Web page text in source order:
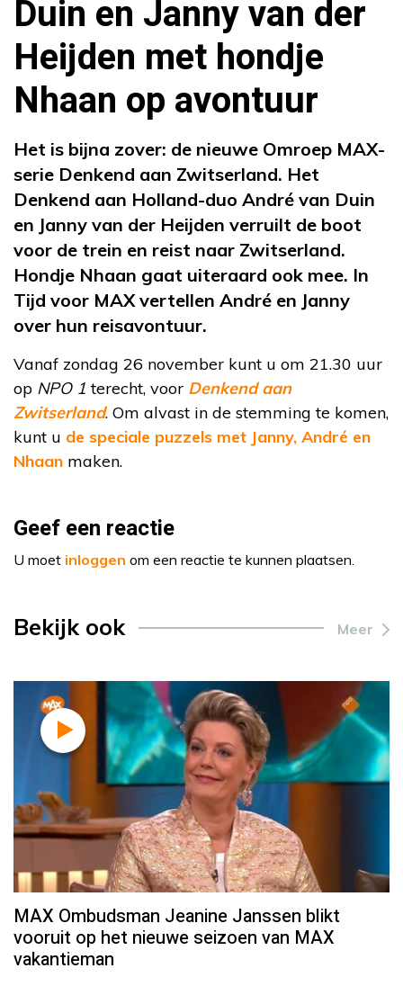
Duin en Janny van der
Heijden met hondje
Nhaan op avontuur
Het is bijna zover: de nieuwe Omroep MAX-
serie Denkend aan Zwitserland. Het
Denkend aan Holland-duo André van Duin
en Janny van der Heijden verruilt de boot
voor de trein en reist naar Zwitserland.
Hondje Nhaan gaat uiteraard ook mee. In
Tijd voor MAX vertellen André en Janny
over hun reisavontuur.
Vanaf zondag 26 november kunt u om 21.30 uur
op NPO 1 terecht, voor Denkend aan
Zwitserland. Om alvast in de stemming te komen,
kunt u de speciale puzzels met Janny, André en
Nhaan maken.
Geef een reactie
U moet inloggen om een reactie te kunnen plaatsen.
Bekijk ook Meer
MAX Ombudsman Jeanine Janssen blikt
vooruit op het nieuwe seizoen van MAX
vakantieman